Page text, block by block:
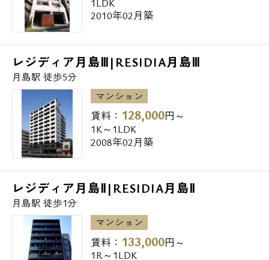
2010年02月築
レジディア月島Ⅲ|RESIDIA月島Ⅲ
月島駅 徒歩5分
マンション
賃料： 128,000円～
1K～1LDK
2008年02月築
レジディア月島Ⅱ|RESIDIA月島Ⅱ
月島駅 徒歩1分
マンション
賃料： 133,000円～
1R～1LDK